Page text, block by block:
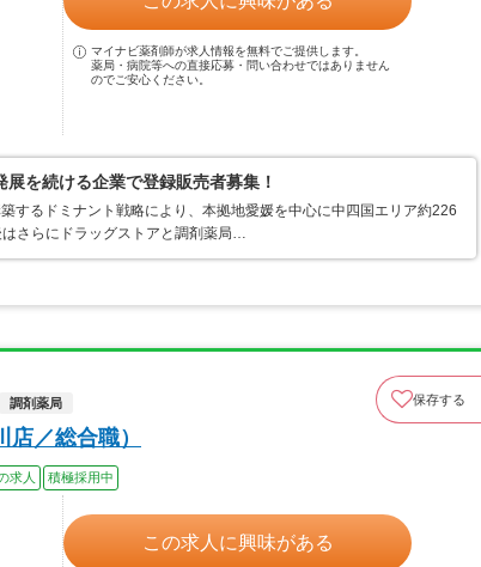
マイナビ薬剤師が求人情報を無料でご提供します。
薬局・病院等への直接応募・問い合わせではありません
のでご安心ください。
を続ける企業で登録販売者募集！
するドミナント戦略により、本拠地愛媛を中心に中四国エリア約226
さらにドラッグストアと調剤薬局…
調剤薬局 保存する
／総合職）
求人 積極採用中
この求人に興味がある